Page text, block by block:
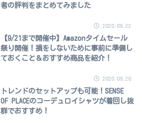
者の評判をまとめてみました
2020.09.22
【9/21まで開催中】Amazonタイムセール
祭り開催！損をしないために事前に準備し
ておくこと＆おすすめ商品を紹介！
2020.09.20
トレンドのセットアップも可能！SENSE
OF PLACEのコーデュロイシャツが着回し抜
群でおすすめ！